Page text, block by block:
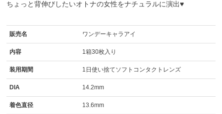
ちょっと背伸びしたいオトナの女性をナチュラルに演出♥
販売名 ワンデーキャラアイ
内容 1箱30枚入り
装用期間 1日使い捨てソフトコンタクトレンズ
DIA 14.2mm
着色直径 13.6mm